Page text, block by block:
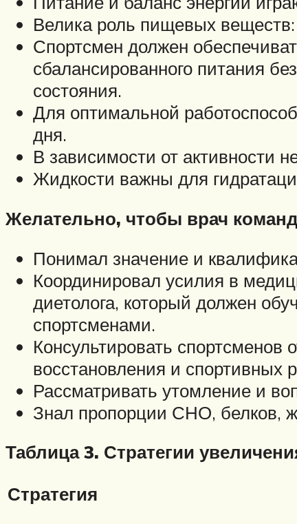
Велика роль пищевых
Спортсмен должен
сбалансированного питания
состояния.
Для оптимальной
дня.
В зависимости от активности
Жидкости важны для
Желательно, чтобы врач
Понимал значение и
Координировал усилия в
диетолога, который должен
спортсменами.
Консультировать
восстановления и спортивных
Рассматривать утомление и
Знал пропорции СНО, белков,
Таблица 3. Стратегии
Стратегия